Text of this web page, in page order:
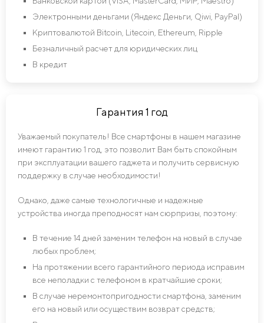
Электронными деньгами (Яндекс Деньги, Qiwi, PayPal)
Криптовалютой Bitcoin, Litecoin, Ethereum, Ripple
Безналичный расчет для юридических лиц
В кредит
Гарантия 1 год
Уважаемый покупатель! Все смартфоны в нашем магазине
имеют гарантию 1 год, это позволит Вам быть спокойным
при эксплуатации вашего гаджета и получить сервисную
поддержку в случае необходимости!
Однако, даже самые технологичные и надежные
устройства иногда преподносят нам сюрпризы, поэтому:
В течение 14 дней заменим телефон на новый в случае
любых проблем;
На протяжении всего гарантийного периода исправим
все неполадки с телефоном в кратчайшие сроки;
В случае неремонтопригодности смартфона, заменим
его на новый или осуществим возврат средств;